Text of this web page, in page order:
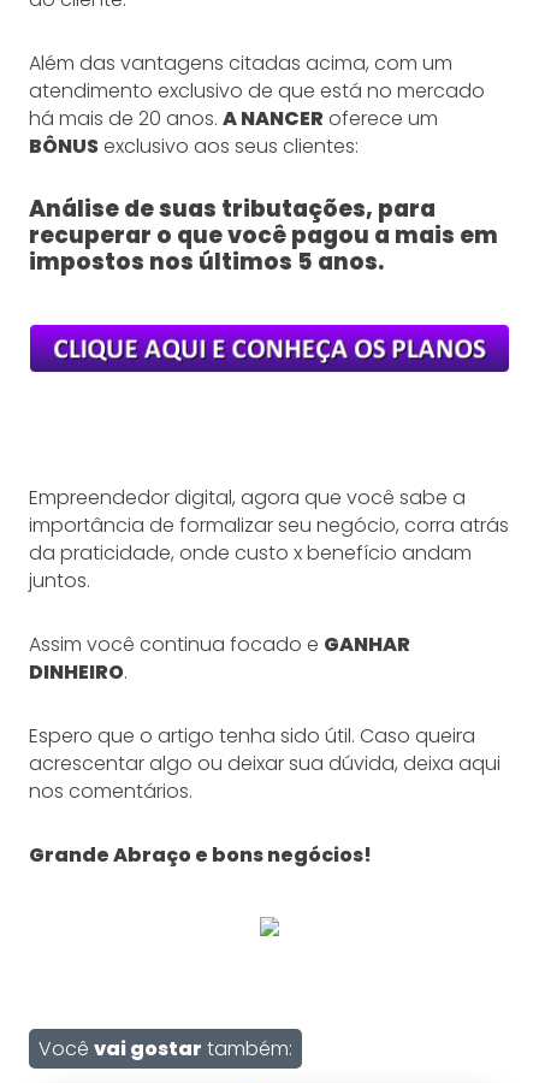
Além das vantagens citadas acima, com um
atendimento exclusivo de que está no mercado
há mais de 20 anos. A NANCERoferece um
BÔNUSexclusivo aos seus clientes:
Análise de suas tributações, para
recuperar o que você pagou a mais em
impostos nos últimos 5 anos.
Empreendedor digital, agora que você sabe a
importância de formalizar seu negócio, corra atrás
da praticidade, onde custo x benefício andam
juntos.
Assim você continua focado e GANHAR
DINHEIRO.
Espero que o artigo tenha sido útil. Caso queira
acrescentar algo ou deixar sua dúvida, deixa aqui
nos comentários.
Grande Abraço e bons negócios!
Você vai gostar também: